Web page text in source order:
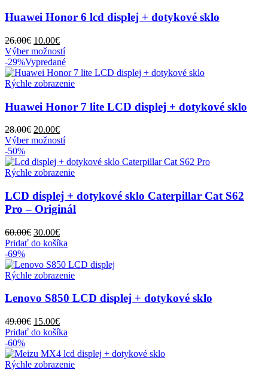
Huawei Honor 6 lcd displej + dotykové sklo
26.00€ Pôvodná
cena
bola:
26.00€.
10.00€Aktuálna
cena
je:
10.00€.
Výber možnostíTento
produkt
má
viacero
Možnosti
si
vybrať
na
stránke
produktu.
-29%Vypredané
Rýchle zobrazenie
Huawei Honor 7 lite LCD displej + dotykové sklo
28.00€ Pôvodná
cena
28.00€.
20.00€Aktuálna
cena
20.00€.
Výber možnostíTento
má
viacero
Možnosti
si
môžete
stránke
-50%
Rýchle zobrazenie
LCD displej + dotykové sklo Caterpillar Cat S62
Pro – Originál
60.00€ Pôvodná
cena
60.00€.
30.00€Aktuálna
cena
30.00€.
Pridať do košíka
-69%
Rýchle zobrazenie
Lenovo S850 LCD displej + dotykové sklo
49.00€ Pôvodná
cena
49.00€.
15.00€Aktuálna
cena
15.00€.
Pridať do košíka
-60%
Rýchle zobrazenie